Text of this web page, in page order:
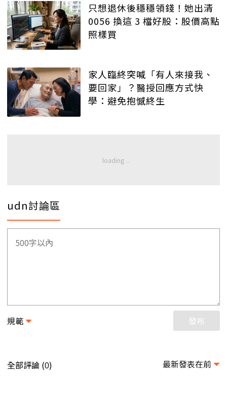
只想退休後穩穩領錢！她出清
0056 換這 3 檔好股：股價高點
照樣買
家人臨終突喊「有人來接我、
要回家」？醫授回應方式快
學：避免抱憾終生
udn討論區
規範 發布
全部評論 (0) 最新發表在前